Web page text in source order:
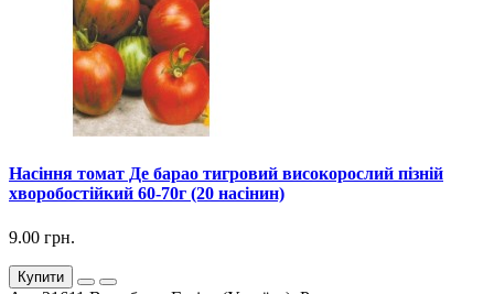
Насіння томат Де барао тигровий високорослий пізній
хворобостійкий 60-70г (20 насінин)
9.00 грн.
Купити